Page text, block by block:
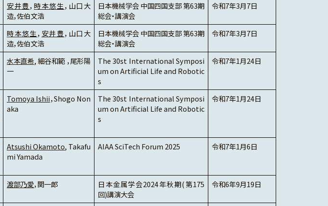
安井豊， 時本悠生，山口大
造，佐伯文浩
日本機械学会 中国四国支部 第63期
総会・講演会
令和7年3月7日
時本悠生， 安井豊，山口大
造，佐伯文浩
日本機械学会 中国四国支部 第63期
総会・講演会
令和7年3月7日
水本直希, 細谷和範 ，尾形陽
一
The 30st International Symposi
um on Artificial Life and Robotic
s
令和7年1月24日
Tomoya Ishii，Shogo Non
aka
The 30st International Symposi
um on Artificial Life and Robotic
s
令和7年1月24日
Atsushi Okamoto, Takafu
mi Yamada
AIAA SciTech Forum 2025 令和7年1月6日
渡部乃愛，関一郎
日本金属学会2024年秋期(第175
回)講演大会
令和6年9月19日